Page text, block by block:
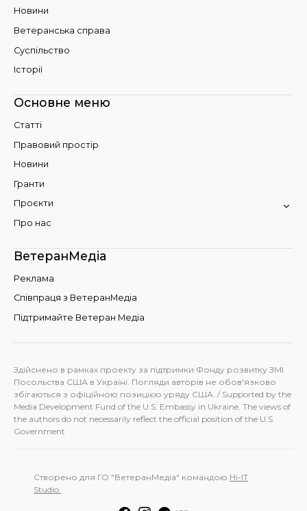
Новини
Ветеранська справа
Суспільство
Історії
Основне меню
Статті
Правовий простір
Новини
Гранти
Проєкти
Про нас
ВетеранМедіа
Реклама
Співпраця з ВетеранМедіа
Підтримайте Ветеран Медіа
Здійснено в рамках проекту за підтримки Фонду розвитку ЗМІ
Посольства США в Україні. Погляди авторів не обов'язково
збігаються з офіційною позицією уряду США. / Supported by the
Media Development Fund of the U.S. Embassy in Ukraine. The views of
the authors do not necessarily reflect the official position of the U.S.
Government
Створено для ГО "ВетеранМедіа" командою Hi-IT
Studio.